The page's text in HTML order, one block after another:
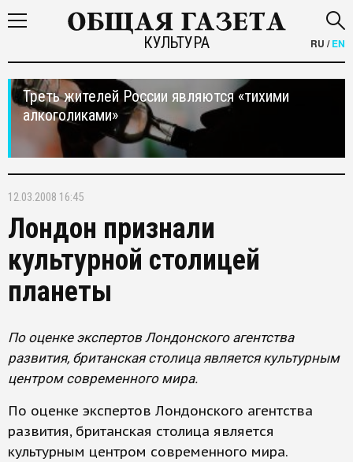
КУЛЬТУРА RU /EN
Треть жителей России являются «тихими
алкоголиками»
12.03.2008 16:45
Лондон признали
культурной столицей
планеты
По оценке экспертов Лондонского агентства
развития, британская столица является культурным
центром современного мира.
По оценке экспертов Лондонского агентства
развития, британская столица является
культурным центром современного мира.